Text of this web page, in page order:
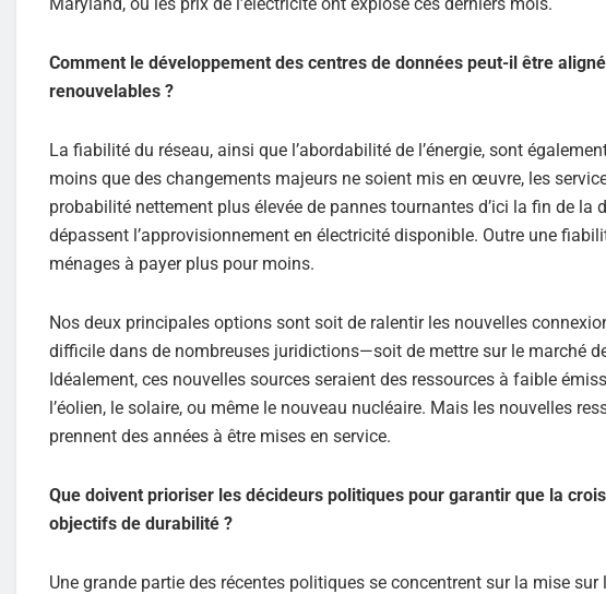
Comment le développement des centres de données peut-il être
renouvelables ?
La fiabilité du réseau, ainsi que l’abordabilité de l’énergie, sont
moins que des changements majeurs ne soient mis en œuvre, les
probabilité nettement plus élevée de pannes tournantes d’ici la fin de la
dépassent l’approvisionnement en électricité disponible. Outre une
ménages à payer plus pour moins.
Nos deux principales options sont soit de ralentir les nouvelles
difficile dans de nombreuses juridictions—soit de mettre sur le marché
Idéalement, ces nouvelles sources seraient des ressources à faible
l’éolien, le solaire, ou même le nouveau nucléaire. Mais les nouvelles
prennent des années à être mises en service.
Que doivent prioriser les décideurs politiques pour garantir que la
objectifs de durabilité ?
Une grande partie des récentes politiques se concentrent sur la mise